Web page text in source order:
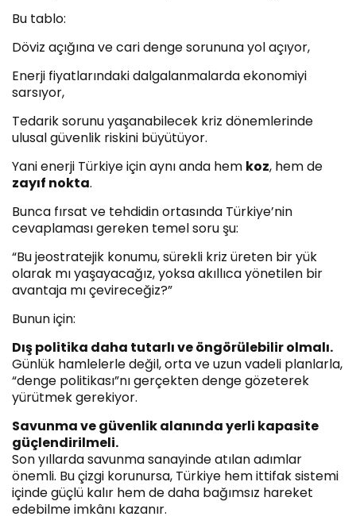
Bu tablo:
Döviz açığına ve cari denge sorununa yol açıyor,
Enerji fiyatlarındaki dalgalanmalarda ekonomiyi
sarsıyor,
Tedarik sorunu yaşanabilecek kriz dönemlerinde
ulusal güvenlik riskini büyütüyor.
Yani enerji Türkiye için aynı anda hem koz, hem de
zayıf nokta.
Bunca fırsat ve tehdidin ortasında Türkiye’nin
cevaplaması gereken temel soru şu:
“Bu jeostratejik konumu, sürekli kriz üreten bir yük
olarak mı yaşayacağız, yoksa akıllıca yönetilen bir
avantaja mı çevireceğiz?”
Bunun için:
Dış politika daha tutarlı ve öngörülebilir olmalı.
Günlük hamlelerle değil, orta ve uzun vadeli planlarla,
“denge politikası”nı gerçekten denge gözeterek
yürütmek gerekiyor.
Savunma ve güvenlik alanında yerli kapasite
güçlendirilmeli.
Son yıllarda savunma sanayinde atılan adımlar
önemli. Bu çizgi korunursa, Türkiye hem ittifak sistemi
içinde güçlü kalır hem de daha bağımsız hareket
edebilme imkânı kazanır.